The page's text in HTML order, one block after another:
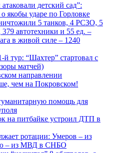
детский сад”:
якобы ударе по Горловке
5 танков, 4 РСЗО, 5
автотехники и 55 ед. –
в живой силе – 1240
тур: “Шахтер” стартовал с
матчей)
направлении
чем на Покровском!
помощь для
на питбайке устроил ДТП в
ротации: Умеров – из
– из МВД в СНБО